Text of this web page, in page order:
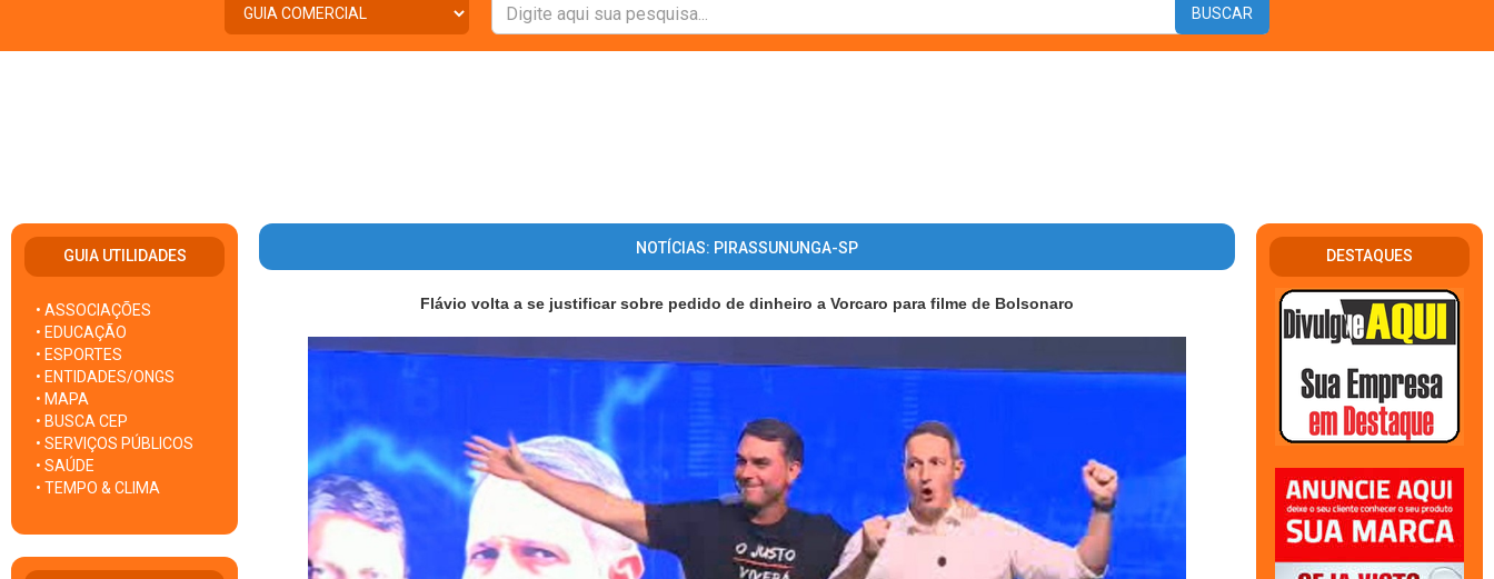
GUIA UTILIDADES
• ASSOCIAÇÕES
• EDUCAÇÃO
• ESPORTES
• ENTIDADES/ONGS
• MAPA
• BUSCA CEP
• SERVIÇOS PÚBLICOS
• SAÚDE
• TEMPO & CLIMA
NOTÍCIAS: PIRASSUNUNGA-SP
Flávio volta a se justificar sobre pedido de dinheiro a Vorcaro para filme de Bolsonaro
DESTAQUES